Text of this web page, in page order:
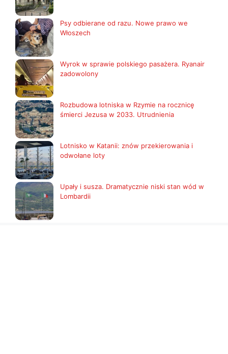
Psy odbierane od razu. Nowe prawo we
Włoszech
Wyrok w sprawie polskiego pasażera. Ryanair
zadowolony
Rozbudowa lotniska w Rzymie na rocznicę
śmierci Jezusa w 2033. Utrudnienia
Lotnisko w Katanii: znów przekierowania i
odwołane loty
Upały i susza. Dramatycznie niski stan wód w
Lombardii